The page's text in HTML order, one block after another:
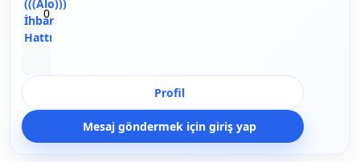
Beğenmeme
0
Yer İmi
Profil
Mesaj göndermek için giriş yap